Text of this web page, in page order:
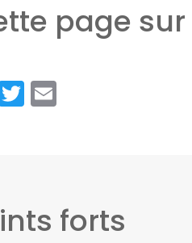
page sur
Twitter
forts